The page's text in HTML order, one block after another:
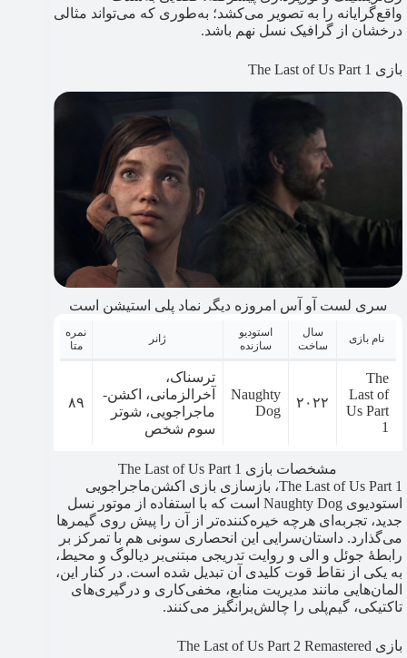
واقع‌گرایانه را به تصویر می‌کشد؛ به‌طوری که می‌تواند مثالی
درخشان از گرافیک نسل نهم باشد.
بازی The Last of Us Part 1
سری لست آو آس امروزه دیگر نماد پلی استیشن است
نام بازی
سال
ساخت
استودیو
سازنده
ژانر
نمره
متا
The
Last of
Us Part
1
۲۰۲۲
Naughty
Dog
ترسناک،
آخرالزمانی، اکشن-
ماجراجویی، شوتر
سوم شخص
۸۹
مشخصات بازی The Last of Us Part 1
The Last of Us Part 1، بازسازی بازی اکشن‌ماجراجویی
استودیوی Naughty Dog است که با استفاده از موتور نسل
جدید، تجربه‌ای هرچه خیره‌کننده‌تر از آن را پیش روی گیمرها
می‌گذارد. داستان‌سرایی این انحصاری سونی هم با تمرکز بر
رابطۀ جوئل و الی و روایت تدریجی مبتنی‌بر دیالوگ و محیط،
به یکی از نقاط قوت کلیدی آن تبدیل شده است. در کنار این،
المان‌هایی مانند مدیریت منابع، مخفی‌کاری و درگیری‌های
تاکتیکی، گیم‌پلی را چالش‌برانگیز می‌کنند.
بازی The Last of Us Part 2 Remastered